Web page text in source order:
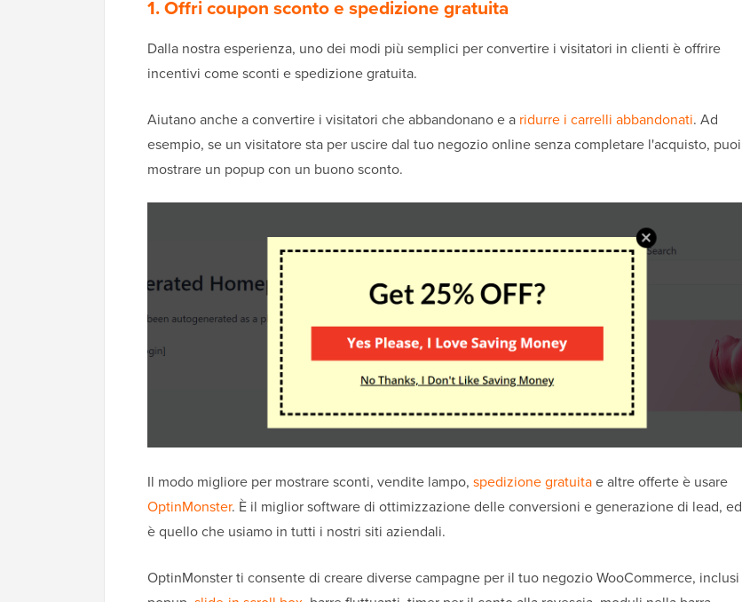
1. Offri coupon sconto e spedizione gratuita
Dalla nostra esperienza, uno dei modi più semplici per convertire i visitatori in clienti è offrire
incentivi come sconti e spedizione gratuita.
Aiutano anche a convertire i visitatori che abbandonano e a ridurre i carrelli abbandonati. Ad
esempio, se un visitatore sta per uscire dal tuo negozio online senza completare l'acquisto, puoi
mostrare un popup con un buono sconto.
Il modo migliore per mostrare sconti, vendite lampo, spedizione gratuitae altre offerte è usare
OptinMonster. È il miglior software di ottimizzazione delle conversioni e generazione di lead, ed
è quello che usiamo in tutti i nostri siti aziendali.
OptinMonster ti consente di creare diverse campagne per il tuo negozio WooCommerce, inclusi